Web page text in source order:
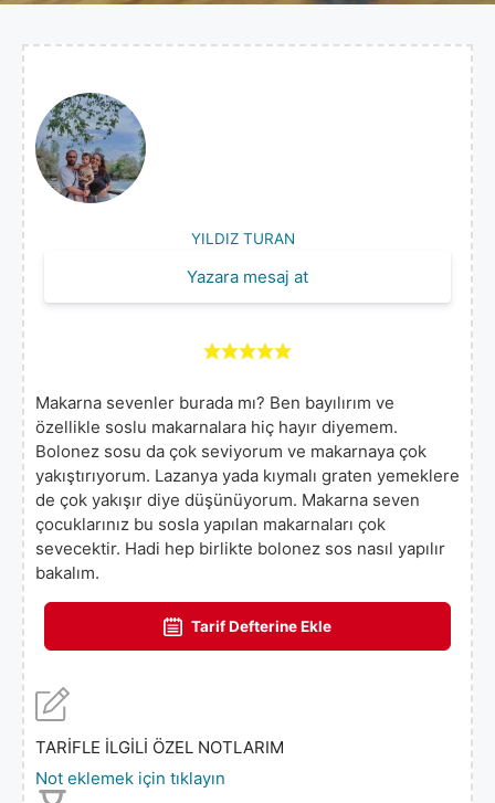
YILDIZ TURAN
Yazara mesaj at
Makarna sevenler burada mı? Ben bayılırım ve
özellikle soslu makarnalara hiç hayır diyemem.
Bolonez sosu da çok seviyorum ve makarnaya çok
yakıştırıyorum. Lazanya yada kıymalı graten yemeklere
de çok yakışır diye düşünüyorum. Makarna seven
çocuklarınız bu sosla yapılan makarnaları çok
sevecektir. Hadi hep birlikte bolonez sos nasıl yapılır
bakalım.
Tarif Defterine Ekle
TARİFLE İLGİLİ ÖZEL NOTLARIM
Not eklemek için tıklayın